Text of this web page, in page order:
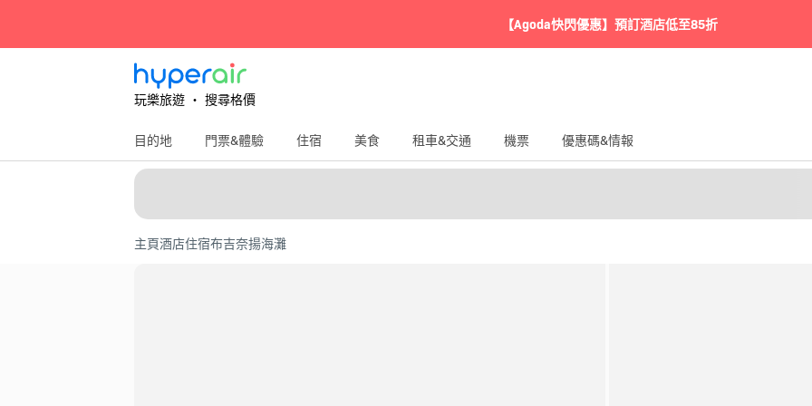
【Agoda快閃優惠】預訂酒店低至85折
玩樂旅遊 ‧ 搜尋格價
目的地 門票&體驗 住宿 美食 租車&交通 機票 優惠碼&情報
主頁酒店住宿布吉奈揚海灘